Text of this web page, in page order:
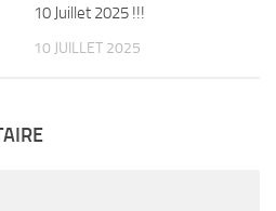
10 Juillet 2025 !!!
10 JUILLET 2025